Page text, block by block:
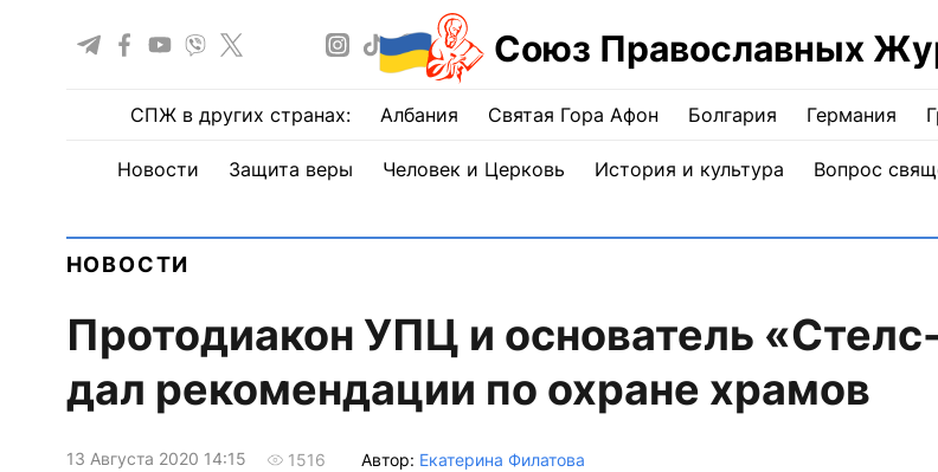
Союз Православных
СПЖ в других странах: Албания Святая Гора Афон Болгария Германия
Новости Защита веры Человек и Церковь История и культура Вопрос
НОВОСТИ
Протодиакон УПЦ и основатель
дал рекомендации по охране храмов
13 Августа 2020 14:15 1516 Автор: Екатерина Филатова